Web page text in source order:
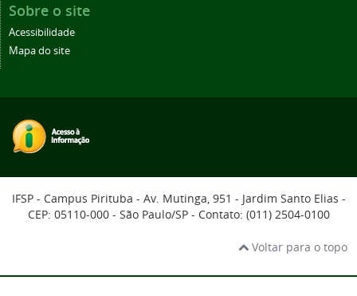
Sobre o site
Acessibilidade
Mapa do site
IFSP - Campus Pirituba - Av. Mutinga, 951 - Jardim Santo Elias -
CEP: 05110-000 - São Paulo/SP - Contato: (011) 2504-0100
Voltar para o topo